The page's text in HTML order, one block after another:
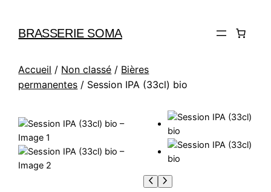
BRASSERIE SOMA
Accueil / Non classé / Bières
permanentes / Session IPA (33cl) bio